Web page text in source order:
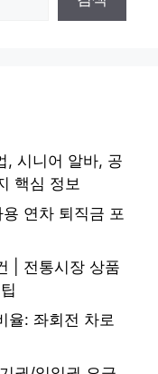
, 시니어 알바, 공
핵심 정보
연차 퇴직금 포
| 전통시장 상품
율: 좌회전 차로